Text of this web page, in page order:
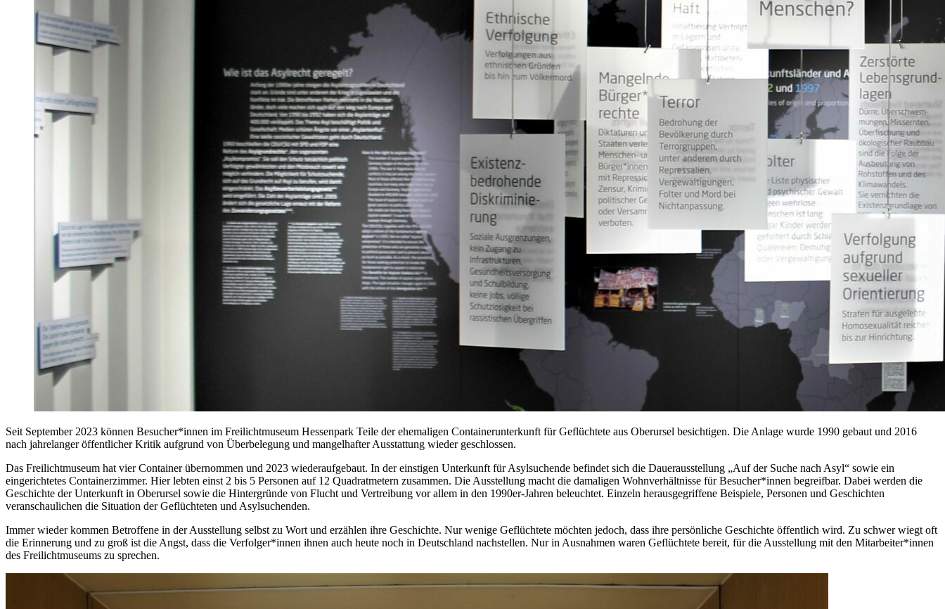
Seit September 2023 können Besucher*innen im Freilichtmuseum Hessenpark Teile der ehemaligen Containerunterkunft für Geflüchtete aus Oberursel besichtigen. Die Anlage wurde 1990 gebaut und 2016
nach jahrelanger öffentlicher Kritik aufgrund von Überbelegung und mangelhafter Ausstattung wieder geschlossen.
Das Freilichtmuseum hat vier Container übernommen und 2023 wiederaufgebaut. In der einstigen Unterkunft für Asylsuchende befindet sich die Dauerausstellung „Auf der Suche nach Asyl“ sowie ein
eingerichtetes Containerzimmer. Hier lebten einst 2 bis 5 Personen auf 12 Quadratmetern zusammen. Die Ausstellung macht die damaligen Wohnverhältnisse für Besucher*innen begreifbar. Dabei werden die
Geschichte der Unterkunft in Oberursel sowie die Hintergründe von Flucht und Vertreibung vor allem in den 1990er-Jahren beleuchtet. Einzeln herausgegriffene Beispiele, Personen und Geschichten
veranschaulichen die Situation der Geflüchteten und Asylsuchenden.
Immer wieder kommen Betroffene in der Ausstellung selbst zu Wort und erzählen ihre Geschichte. Nur wenige Geflüchtete möchten jedoch, dass ihre persönliche Geschichte öffentlich wird. Zu schwer wiegt oft
die Erinnerung und zu groß ist die Angst, dass die Verfolger*innen ihnen auch heute noch in Deutschland nachstellen. Nur in Ausnahmen waren Geflüchtete bereit, für die Ausstellung mit den Mitarbeiter*innen
des Freilichtmuseums zu sprechen.